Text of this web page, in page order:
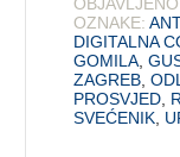
OZNAKE:
DIGITALNA
GOMILA ,
ZAGREB ,
PROSVJED
SVEĆENIK